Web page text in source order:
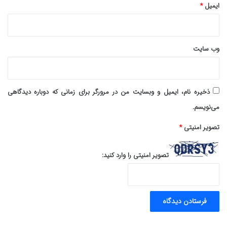
ایمیل*
وب‌ سایت
ذخیره نام، ایمیل و وبسایت من در مرورگر برای زمانی که دوباره دیدگاهی
می‌نویسم.
تصویر امنیتی*
تصویر امنیتی را وارد کنید: